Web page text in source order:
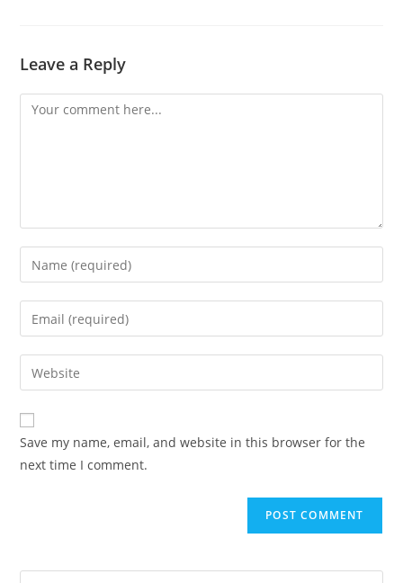
Leave a Reply
Save my name, email, and website in this browser for the
next time I comment.